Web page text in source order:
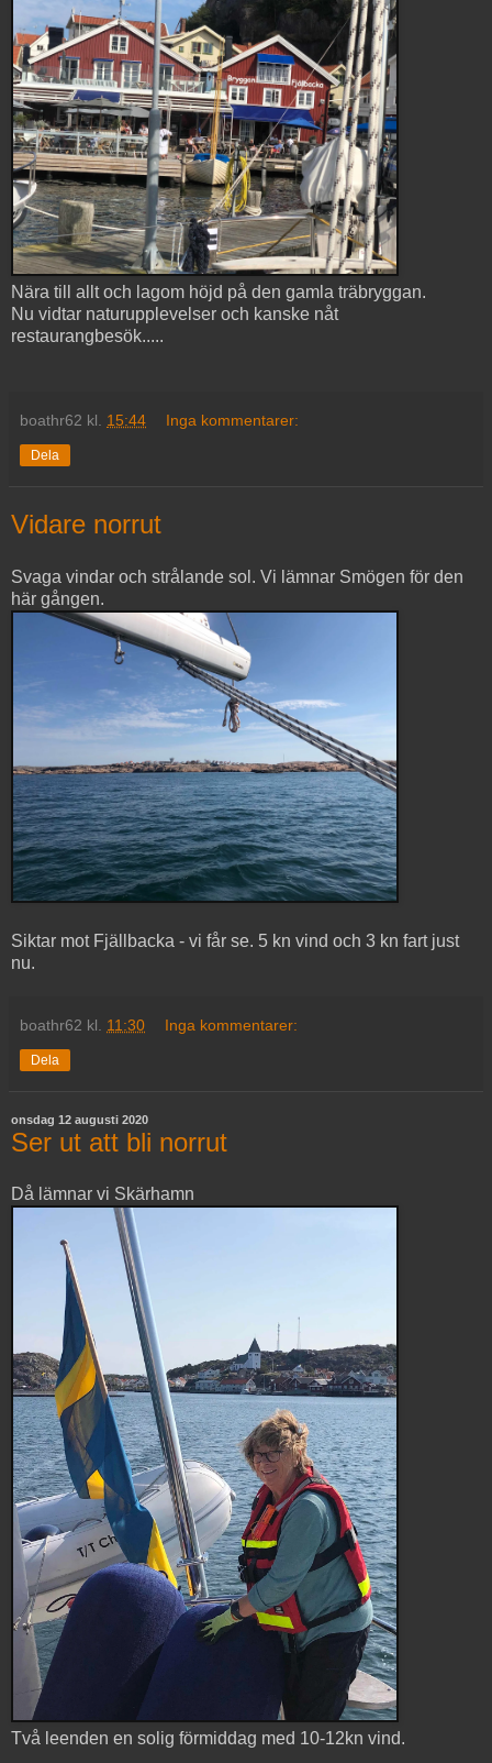
Nära till allt och lagom höjd på den gamla träbryggan.
Nu vidtar naturupplevelser och kanske nåt
restaurangbesök.....
boathr62 kl. 15:44 Inga kommentarer:
Dela
Vidare norrut
Svaga vindar och strålande sol. Vi lämnar Smögen för den
här gången.
Siktar mot Fjällbacka - vi får se. 5 kn vind och 3 kn fart just
nu.
boathr62 kl. 11:30 Inga kommentarer:
Dela
onsdag 12 augusti 2020
Ser ut att bli norrut
Då lämnar vi Skärhamn
Två leenden en solig förmiddag med 10-12kn vind.